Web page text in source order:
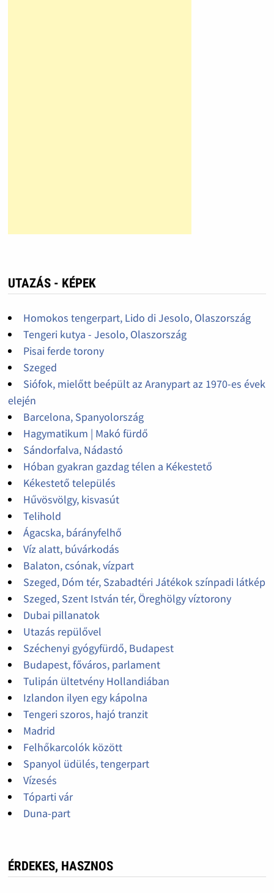
UTAZÁS - KÉPEK
Homokos tengerpart, Lido di Jesolo, Olaszország
Tengeri kutya - Jesolo, Olaszország
Pisai ferde torony
Szeged
Siófok, mielőtt beépült az Aranypart az 1970-es évek
elején
Barcelona, Spanyolország
Hagymatikum | Makó fürdő
Sándorfalva, Nádastó
Hóban gyakran gazdag télen a Kékestető
Kékestető település
Hűvösvölgy, kisvasút
Telihold
Ágacska, bárányfelhő
Víz alatt, búvárkodás
Balaton, csónak, vízpart
Szeged, Dóm tér, Szabadtéri Játékok színpadi látkép
Szeged, Szent István tér, Öreghölgy víztorony
Dubai pillanatok
Utazás repülővel
Széchenyi gyógyfürdő, Budapest
Budapest, főváros, parlament
Tulipán ültetvény Hollandiában
Izlandon ilyen egy kápolna
Tengeri szoros, hajó tranzit
Madrid
Felhőkarcolók között
Spanyol üdülés, tengerpart
Vízesés
Tóparti vár
Duna-part
ÉRDEKES, HASZNOS